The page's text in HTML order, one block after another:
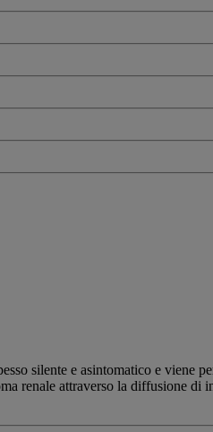
silente e asintomatico e viene
renale attraverso la diffusione